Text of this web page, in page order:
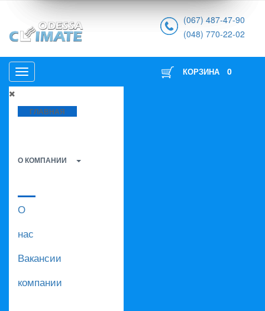
(067) 487-47-90
(048) 770-22-02
ГЛАВНАЯ
О КОМПАНИИ
О
нас
Вакансии
компании
КОРЗИНА 0